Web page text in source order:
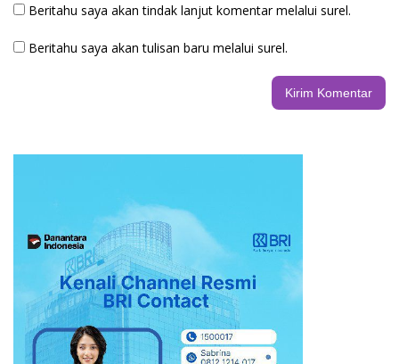
Beritahu saya akan tindak lanjut komentar melalui surel.
Beritahu saya akan tulisan baru melalui surel.